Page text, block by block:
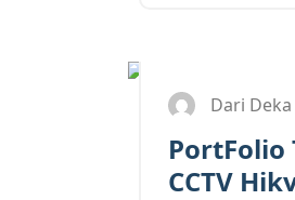
Dari Deka
PortFolio
CCTV